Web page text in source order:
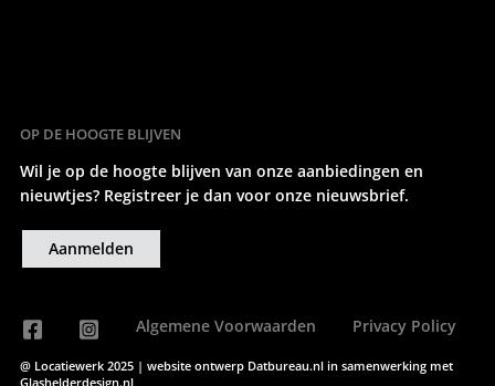
OP DE HOOGTE BLIJVEN
Wil je op de hoogte blijven van onze aanbiedingen en
nieuwtjes? Registreer je dan voor onze nieuwsbrief.
Aanmelden
Algemene Voorwaarden Privacy Policy
@ Locatiewerk 2025 | website ontwerp Datbureau.nl in samenwerking met
Glashelderdesign.nl